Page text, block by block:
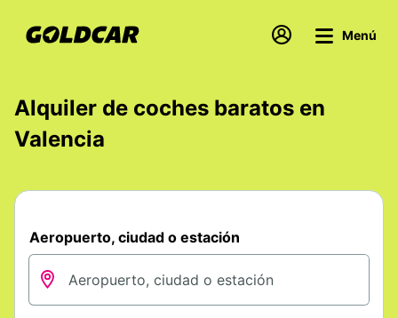
Menú
Alquiler de coches baratos en
Valencia
Aeropuerto, ciudad o estación